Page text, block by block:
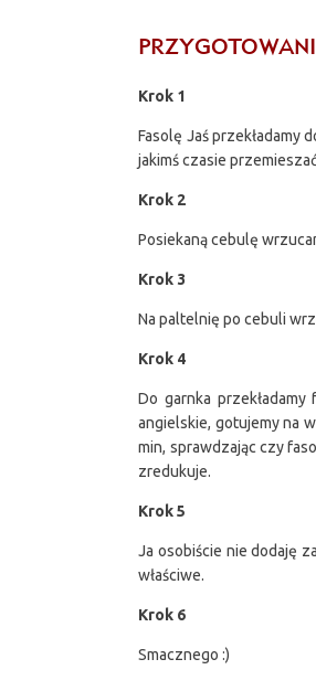
Krok 1
Fasolę Jaś przekładamy
jakimś czasie
Krok 2
Posiekaną cebulę
Krok 3
Na paltelnię po cebuli
Krok 4
Do garnka
angielskie, gotujemy na
min, sprawdzając czy
zredukuje.
Krok 5
Ja osobiście nie dodaję
właściwe.
Krok 6
Smacznego :)